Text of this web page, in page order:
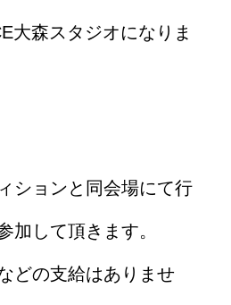
大森スタジオになりま
ションと同会場にて行
加して頂きます。
どの支給はありませ